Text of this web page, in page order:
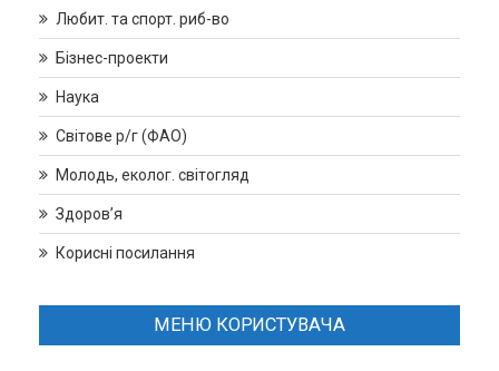
Любит. та спорт. риб-во
Бізнес-проекти
Наука
Світове р/г (ФАО)
Молодь, еколог. світогляд
Здоров’я
Корисні посилання
МЕНЮ КОРИСТУВАЧА